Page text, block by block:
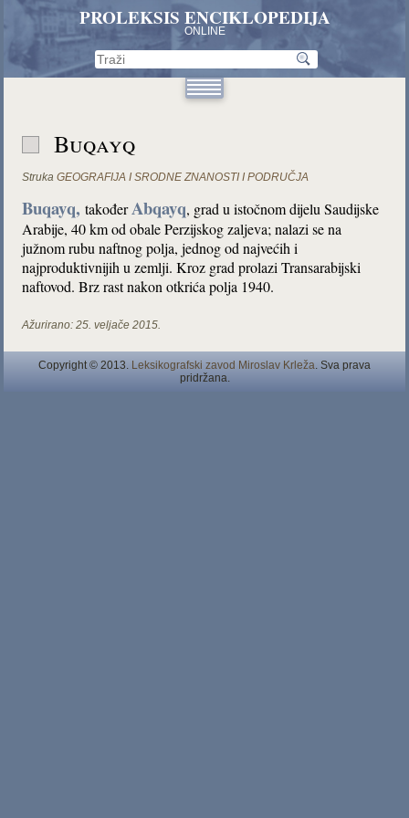
PROLEKSIS ENCIKLOPEDIJA
ONLINE
Buqayq
Struka GEOGRAFIJA I SRODNE ZNANOSTI I PODRUČJA
Buqayq,takođerAbqayq, grad u istočnom dijelu Saudijske
Arabije, 40 km od obale Perzijskog zaljeva; nalazi se na
južnom rubu naftnog polja, jednog od najvećih i
najproduktivnijih u zemlji. Kroz grad prolazi Transarabijski
naftovod. Brz rast nakon otkrića polja 1940.
Ažurirano: 25. veljače 2015.
Copyright © 2013. Leksikografski zavod Miroslav Krleža. Sva prava
pridržana.